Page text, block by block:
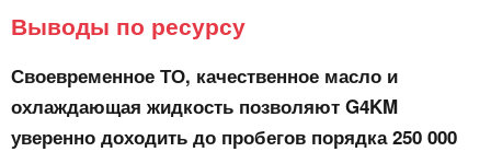
Выводы по ресурсу
Своевременное ТО, качественное масло и
охлаждающая жидкость позволяют G4KM
уверенно доходить до пробегов порядка250 000